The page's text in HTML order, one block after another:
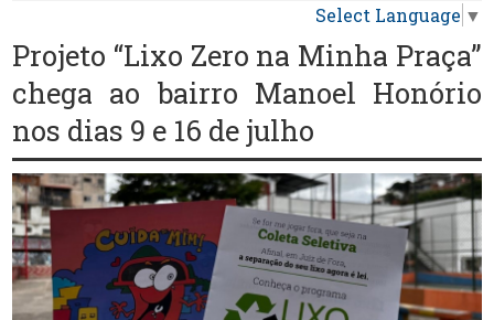
Select Language ▼
Projeto “Lixo Zero na Minha Praça”
chega ao bairro Manoel Honório
nos dias 9 e 16 de julho